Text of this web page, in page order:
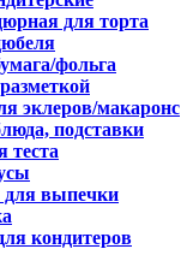
для торта
фольга
эклеров/макаронс
подставки
теста
выпечки
кондитеров